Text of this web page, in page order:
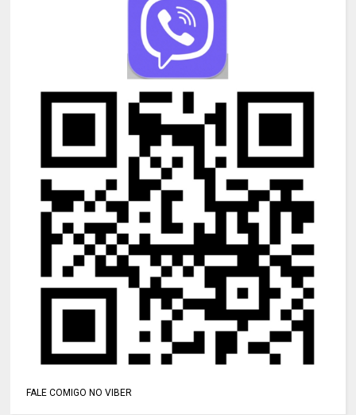
FALE COMIGO NO VIBER